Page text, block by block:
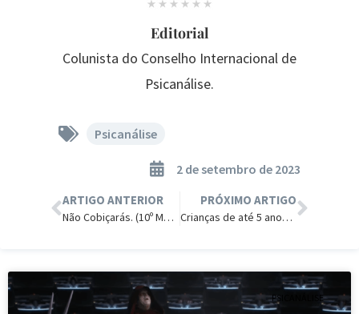
Editorial
Colunista do Conselho Internacional de
Psicanálise.
Psicanálise
2 de setembro de 2023
ARTIGO ANTERIOR
Não Cobiçarás. (10º Mandamento)
PRÓXIMO ARTIGO
Crianças de até 5 anos com a Saúde Mental Abalada.
PSICANÁLISE